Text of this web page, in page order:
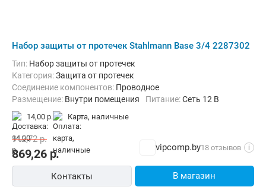
Набор защиты от протечек Stahlmann Base 3/4 2287302
Тип: Набор защиты от протечек
Категория:Защита от протечек
Соединение компонентов: Проводное
Размещение: Внутри помещения Питание:Сеть 12 В
14,00 р. карта, наличные
869,26р.
912,72р.
vipcomp.by18 отзывов i
Контакты В магазин